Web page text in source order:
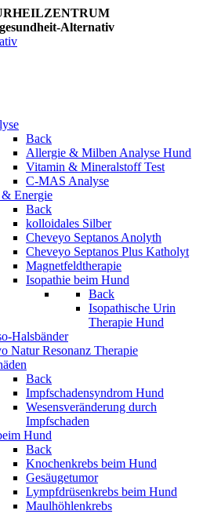
Alternativ
Back
Allergie & Milben Analyse Hund
Vitamin & Mineralstoff Test
C-MAS Analyse
& Energie
Back
kolloidales Silber
Cheveyo Septanos Anolyth
Cheveyo Septanos Plus Katholyt
Magnetfeldtherapie
Isopathie beim Hund
Back
Isopathische Urin
Therapie Hund
Halsbänder
Natur Resonanz Therapie
Back
Impfschadensyndrom Hund
Wesensveränderung durch
Impfschaden
Hund
Back
Knochenkrebs beim Hund
Gesäugetumor
Lympfdrüsenkrebs beim Hund
Maulhöhlenkrebs